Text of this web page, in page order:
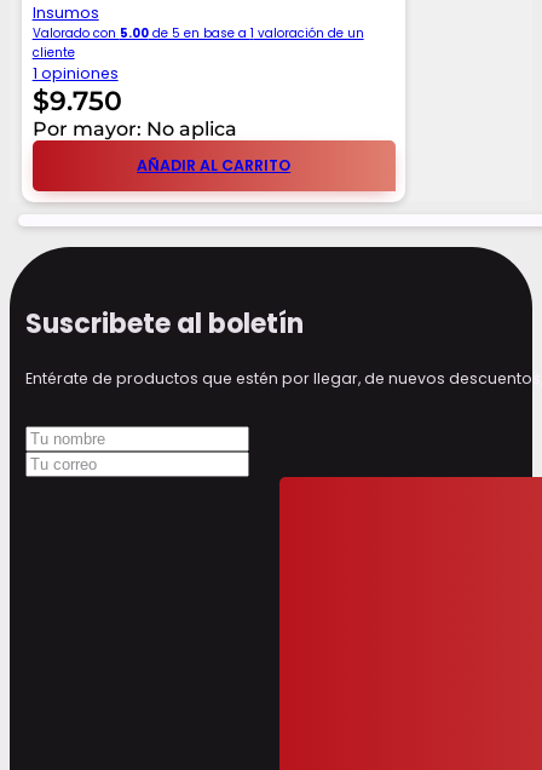
Insumos
Valorado con 5.00de 5 en base a 1 valoración de un
cliente
1 opiniones
$9.750
Por mayor: No aplica
AÑADIR AL CARRITO
Suscribete al boletín
Entérate de productos que estén por llegar, de nuevos